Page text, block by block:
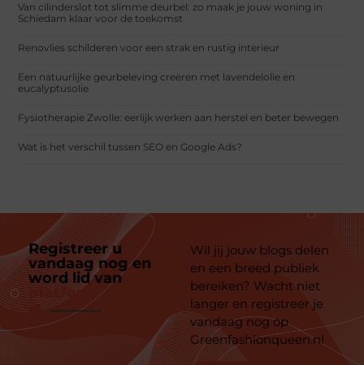
Van cilinderslot tot slimme deurbel: zo maak je jouw woning in
Schiedam klaar voor de toekomst
Renovlies schilderen voor een strak en rustig interieur
Een natuurlijke geurbeleving creëren met lavendelolie en
eucalyptusolie
Fysiotherapie Zwolle: eerlijk werken aan herstel en beter bewegen
Wat is het verschil tussen SEO en Google Ads?
Registreer u
vandaag nog en
word lid van
platform
Wil jij jouw blogs delen
en een breed publiek
bereiken? Wacht niet
langer en registreer je
vandaag nog op
Greenfashionqueen.nl